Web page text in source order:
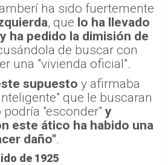
ha sido fuertemente
, que lo ha llevado
ha pedido la dimisión de
de buscar con
una "vivienda oficial".
supuesto y afirmaba
que le buscaran
"esconder" y
este ático ha habido una
daño".
de 1925